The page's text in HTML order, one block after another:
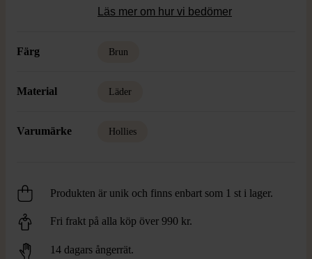
Läs mer om hur vi bedömer
Färg Brun
Material Läder
Varumärke Hollies
Produkten är unik och finns enbart som 1 st i lager.
Fri frakt på alla köp över 990 kr.
14 dagars ångerrät.